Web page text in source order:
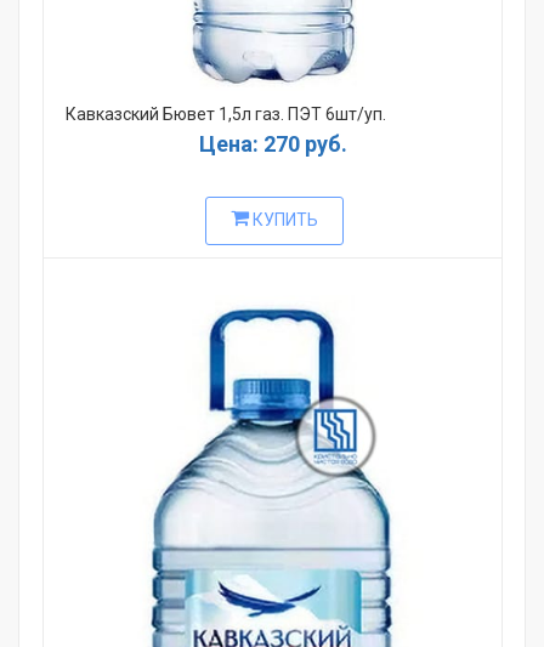
Кавказский Бювет 1,5л газ. ПЭТ 6шт/уп.
Цена: 270 руб.
КУПИТЬ